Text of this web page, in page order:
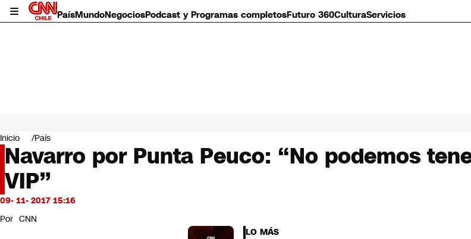
PaísMundoNegociosPodcast y Programas completosFuturo 360CulturaServicios
Mundo
Negocios
Deportes
Programas completos
Cultura
Servicios
Bits
CNN Data
Inicio País
Navarro por Punta Peuco: “No podemos
VIP”
09- 11- 2017 15:16
Por CNN
LO MÁS